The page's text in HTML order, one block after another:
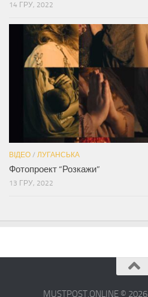
14 ГРУ, 2022
ВІДЕО / ЛУГАНСЬКА
Фотопроект “Розкажи”
13 ГРУ, 2022
MUSTPOST.ONLINE ©